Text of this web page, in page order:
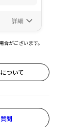
がございます。
ついて
問